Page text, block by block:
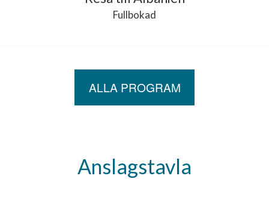
Fullbokad
ALLA PROGRAM
Anslagstavla